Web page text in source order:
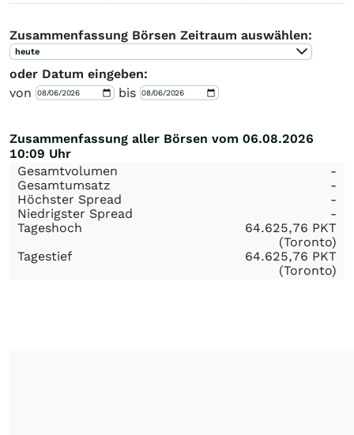
Zusammenfassung Börsen Zeitraum auswählen:
heute
oder Datum eingeben:
von
bis
Zusammenfassung aller Börsen vom 06.08.2026
10:09 Uhr
Gesamtvolumen
-
Gesamtumsatz
-
Höchster Spread
-
Niedrigster Spread
-
Tageshoch
64.625,76 PKT
(Toronto)
Tagestief
64.625,76 PKT
(Toronto)